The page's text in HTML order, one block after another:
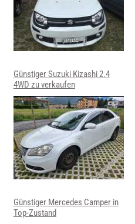
Günstiger Suzuki Kizashi 2.4
4WD zu verkaufen
Günstiger Mercedes Camper in
Top-Zustand